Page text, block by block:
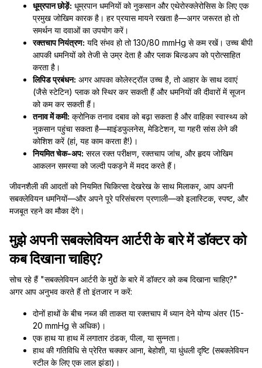
धूम्रपान छोड़ें: धूम्रपान धमनियों को नुकसान और एथेरोस्क्लेरोसिस के लिए एक
प्रमुख जोखिम कारक है। हर प्रयास मायने रखता है—अगर जरूरत हो तो
समर्थन या दवाओं का उपयोग करें।
रक्तचाप नियंत्रण: यदि संभव हो तो 130/80 mmHg से कम रखें। उच्च बीपी
आपकी धमनियों को तेजी से उम्र देता है और प्लाक बिल्डअप को प्रोत्साहित
करता है।
लिपिड प्रबंधन: अगर आपका कोलेस्ट्रॉल उच्च है, तो आहार के साथ दवाएं
(जैसे स्टेटिन) प्लाक को स्थिर कर सकती हैं और धमनियों की दीवारों में सूजन
को कम कर सकती हैं।
तनाव में कमी: क्रोनिक तनाव दबाव को बढ़ा सकता है और वाहिका स्वास्थ्य को
नुकसान पहुंचा सकता है—माइंडफुलनेस, मेडिटेशन, या गहरी सांस लेने की
कोशिश करें (हां, यह काम करता है!)।
नियमित चेक-अप: सरल रक्त परीक्षण, रक्तचाप जांच, और हृदय जोखिम
आकलन समस्या को जल्दी पकड़ने में मदद करते हैं।
जीवनशैली की आदतों को नियमित चिकित्सा देखरेख के साथ मिलाकर, आप अपनी
सबक्लेवियन धमनियों—और अपने पूरे परिसंचरण प्रणाली—को इलास्टिक, स्पष्ट, और
मजबूत रहने का मौका देंगे।
मुझे अपनी सबक्लेवियन आर्टरी के बारे में डॉक्टर को
कब दिखाना चाहिए?
सोच रहे हैं "सबक्लेवियन आर्टरी के मुद्दों के बारे में डॉक्टर को कब दिखाना चाहिए?"
अगर आप अनुभव करते हैं तो इंतजार न करें:
दोनों हाथों के बीच नब्ज की ताकत या रक्तचाप में ध्यान देने योग्य अंतर (15-
20 mmHg से अधिक)।
एक हाथ या हाथ में लगातार ठंडक, पीला, या सुन्नता।
हाथ की गतिविधि से प्रेरित चक्कर आना, बेहोशी, या धुंधली दृष्टि (सबक्लेवियन
स्टील के लिए एक लाल झंडा)।